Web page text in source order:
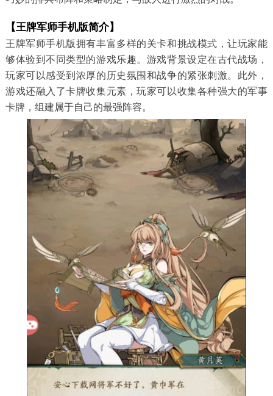
【王牌军师手机版简介】
王牌军师手机版拥有丰富多样的关卡和挑战模式，让玩家能
够体验到不同类型的游戏乐趣。游戏背景设定在古代战场，
玩家可以感受到浓厚的历史氛围和战争的紧张刺激。此外，
游戏还融入了卡牌收集元素，玩家可以收集各种强大的军事
卡牌，组建属于自己的最强阵容。